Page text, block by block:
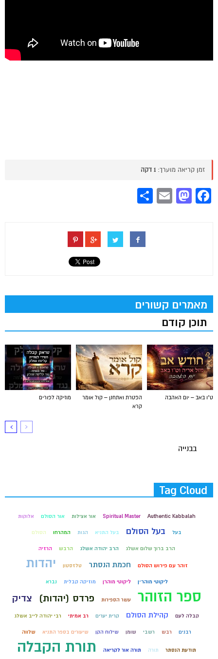
זמן קריאה מוערך: 1 דקה
Facebook
Mastodon
Email
מאמרים קשורים
תוכן קודם
מוזיקה לפורים
הפטרת ואתחנן – קול אומר
קרא
ט"ו באב – יום האהבה
בבנייה
Tag Cloud
Authentic Kabbalah
Spiritual Master אור אצילות אור הסולם אלוקות
בעל בעל הסולם בעל התניא הגות המהרחו הסולם
הרב ברוך שלום אשלג הרב יהודה אשלג הרבש הרזיה
זוהר עם פירוש הסולם חכמת הנסתר טלזסטון יהדות
ליקוטי מוהר״ן ליקוטי מוהרן מוזיקה קבלית נברא
ספר הזוהר עשר הספירות פרדס (יהדות) צדיק
קבלה לעם קהילת הסולם קרית יערים רב אמיתי רבי יהודה לייב אשלג
רבנים רבש רשבי שומן שילוח הקן שיעורים בספר התניא שלווה
תודעת הנסתר תורה תורה אור לקריאה תורת הקבלה